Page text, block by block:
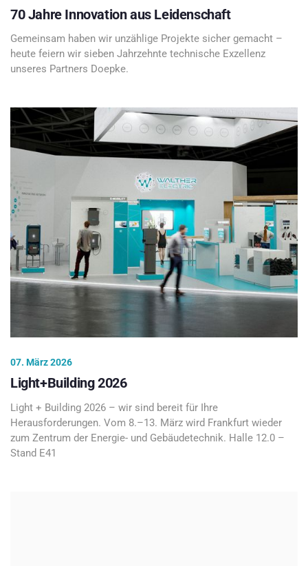
70 Jahre Innovation aus Leidenschaft
Gemeinsam haben wir unzählige Projekte sicher gemacht –
heute feiern wir sieben Jahrzehnte technische Exzellenz
unseres Partners Doepke.
07. März 2026
Light+Building 2026
Light + Building 2026 – wir sind bereit für Ihre
Herausforderungen. Vom 8.–13. März wird Frankfurt wieder
zum Zentrum der Energie- und Gebäudetechnik. Halle 12.0 –
Stand E41